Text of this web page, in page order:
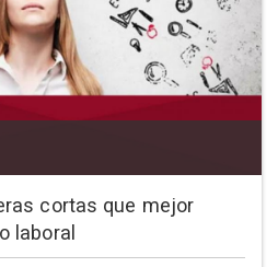
cortas que mejor
laboral